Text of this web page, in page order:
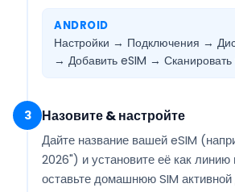
ANDROID
Настройки → Подключения →
→ Добавить eSIM →
3 Назовите & настройте
Дайте название вашей eSIM
2026") и установите её как линию
оставьте домашнюю SIM активной